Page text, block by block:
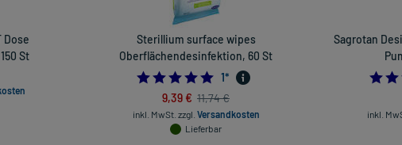
Dose
St
Sterillium surface wipes
Oberflächendesinfektion, 60 St
5.0
1*
9,39 € 11,74 €
inkl. MwSt. zzgl. Versandkosten
Lieferbar
Sagrotan
inkl.